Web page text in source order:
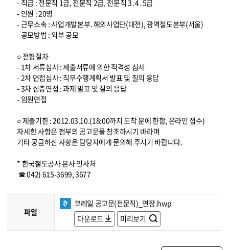
- 직급 : 전문직 1급, 전문직 2급, 전문직 3․4․5급
- 인원 : 20명
- 근무소속 : 사업개발본부․해외사업단(대전), 광역철도본부(서울)
- 공모방법 : 외부 공모
○ 전형절차
- 1차 서류심사 : 제출서류에 의한 적격성 심사
- 2차 면접심사 : 직무수행계획서 발표 및 질의 응답
- 3차 심층면접 : 과제 발표 및 질의 응답
- 임원면접
○ 제출기한 : 2012.03.10.(18:00까지 도착 분에 한함, 온라인 접수)
자세한 사항은 첨부의 공고문을 참조하시기 바라며
기타 궁금하신 사항은 담당자에게 문의해 주시기 바랍니다.
* 한국철도공사 본사 인사처
☎ 042) 615-3699, 3677
파일
코레일 공고문(전문직)_연장.hwp
다운로드
미리보기